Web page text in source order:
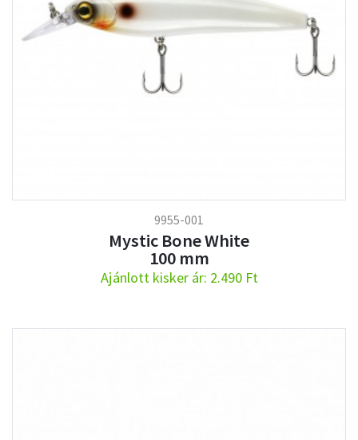
9955-001
Mystic Bone White
100 mm
Ajánlott kisker ár: 2.490 Ft